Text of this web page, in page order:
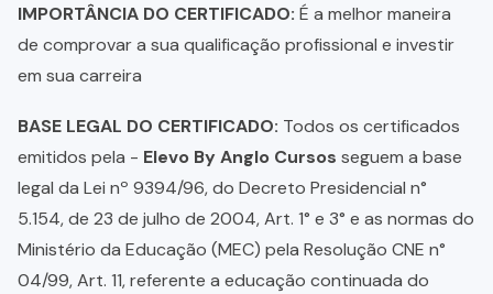
IMPORTÂNCIA DO CERTIFICADO: É a melhor maneira
de comprovar a sua qualificação profissional e investir
em sua carreira
BASE LEGAL DO CERTIFICADO: Todos os certificados
emitidos pela - Elevo By Anglo Cursos seguem a base
legal da Lei nº 9394/96, do Decreto Presidencial n°
5.154, de 23 de julho de 2004, Art. 1° e 3° e as normas do
Ministério da Educação (MEC) pela Resolução CNE n°
04/99, Art. 11, referente a educação continuada do